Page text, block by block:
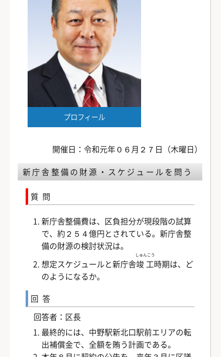
プロフィール
開催日：令和元年０６月２７日（木曜日）
新庁舎整備の財源・スケジュールを問う
質問
新庁舎整備費は、区負担分が現段階の試算
で、約２５４億円とされている。新庁舎整
備の財源の検討状況は。
想定スケジュールと新庁舎竣工
しゅんこう
時期は、ど
のようになるか。
回答
回答者：区長
最終的には、中野駅新北口駅前エリアの転
出補償金で、全額を賄う計画である。